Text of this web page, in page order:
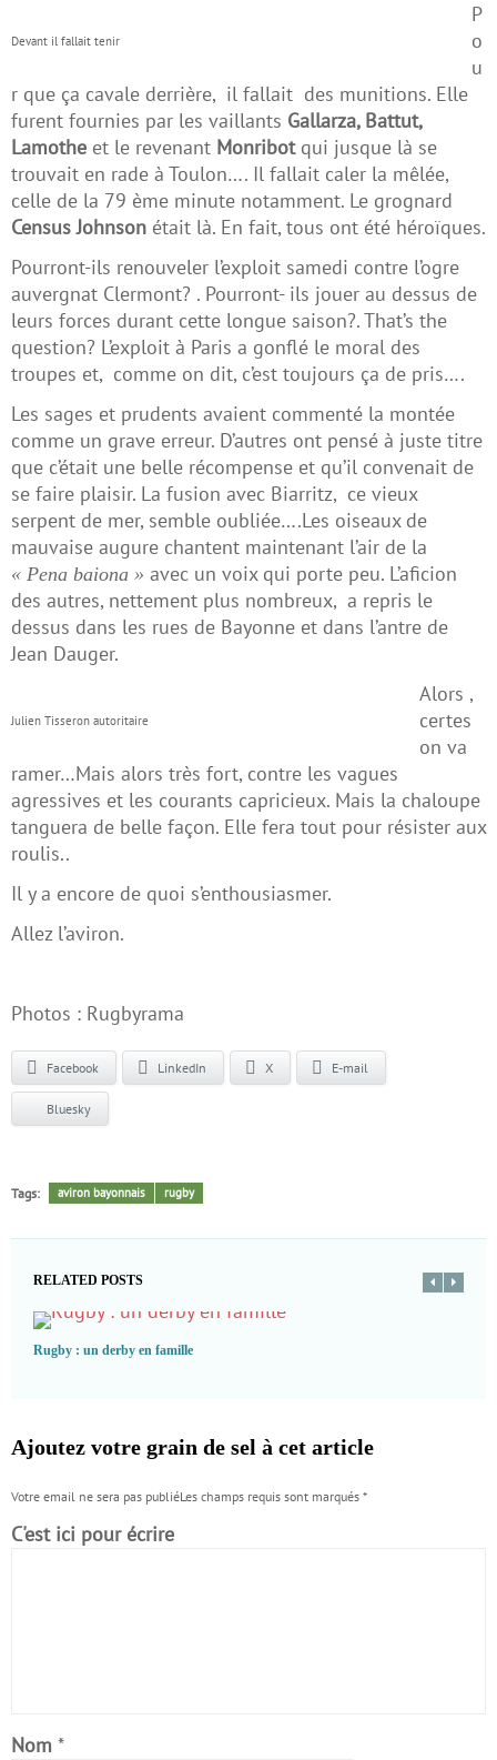
Devant il fallait tenir
P
o
u
r que ça cavale derrière, il fallait des munitions. Elle
furent fournies par les vaillants Gallarza, Battut,
Lamothe et le revenant Monribotqui jusque là se
trouvait en rade à Toulon…. Il fallait caler la mêlée,
celle de la 79 ème minute notamment. Le grognard
Census Johnson était là. En fait, tous ont été héroïques.
Pourront-ils renouveler l’exploit samedi contre l’ogre
auvergnat Clermont? . Pourront- ils jouer au dessus de
leurs forces durant cette longue saison?. That’s the
question? L’exploit à Paris a gonflé le moral des
troupes et, comme on dit, c’est toujours ça de pris….
Les sages et prudents avaient commenté la montée
comme un grave erreur. D’autres ont pensé à juste titre
que c’était une belle récompense et qu’il convenait de
se faire plaisir. La fusion avec Biarritz, ce vieux
serpent de mer, semble oubliée….Les oiseaux de
mauvaise augure chantent maintenant l’air de la
« Pena baiona » avec un voix qui porte peu. L’aficion
des autres, nettement plus nombreux, a repris le
dessus dans les rues de Bayonne et dans l’antre de
Jean Dauger.
Julien Tisseron autoritaire
Alors ,
certes
on va
ramer…Mais alors très fort, contre les vagues
agressives et les courants capricieux. Mais la chaloupe
tanguera de belle façon. Elle fera tout pour résister aux
roulis..
Il y a encore de quoi s’enthousiasmer.
Allez l’aviron.
Photos : Rugbyrama
Facebook LinkedIn X E-mail
Bluesky
Tags: aviron bayonnais rugby
RELATED POSTS
Rugby : un derby en famille
Ajoutez votre grain de sel à cet article
Votre email ne sera pas publiéLes champs requis sont marqués *
C'est ici pour écrire
Nom *